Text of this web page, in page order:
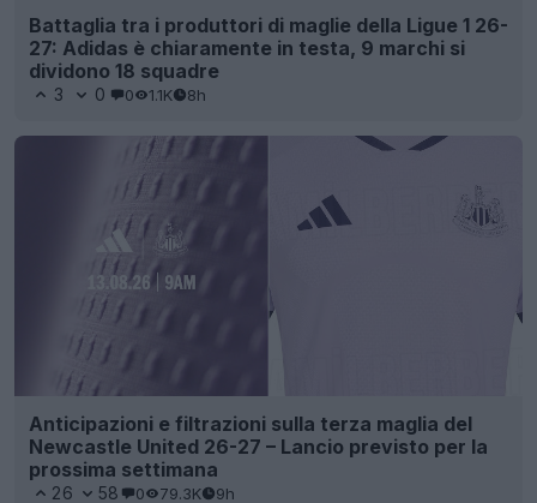
Battaglia tra i produttori di maglie della Ligue 1 26-
27: Adidas è chiaramente in testa, 9 marchi si
dividono 18 squadre
3 0 0 1.1K 8h
Anticipazioni e filtrazioni sulla terza maglia del
Newcastle United 26-27 – Lancio previsto per la
prossima settimana
26 58 0 79.3K 9h